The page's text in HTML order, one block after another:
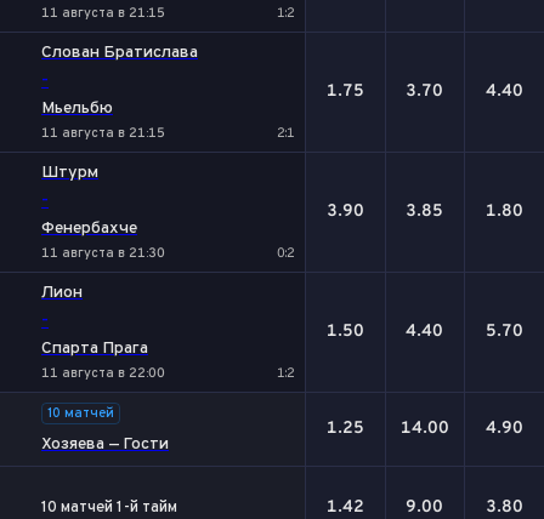
11 августа в 21:15 1:2
Слован Братислава
-
Мьельбю
11 августа в 21:15 2:1
1.75 3.70 4.40
Штурм
-
Фенербахче
11 августа в 21:30 0:2
3.90 3.85 1.80
Лион
-
Спарта Прага
11 августа в 22:00 1:2
1.50 4.40 5.70
10 матчей
Хозяева — Гости
1.25 14.00 4.90
10 матчей 1-й тайм 1.42 9.00 3.80